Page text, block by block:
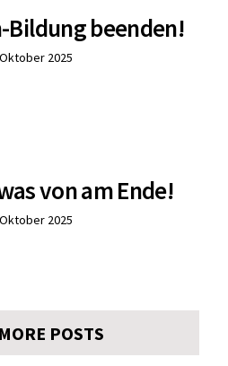
Bildung beenden!
2025
von am Ende!
2025
POSTS